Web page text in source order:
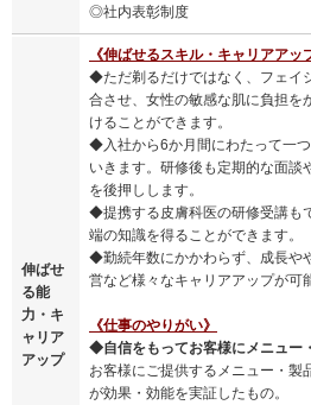
◎社内表彰制度
伸ばせ
る能
力・キ
ャリア
アップ
《伸ばせるスキル・キャリアアッ
◆ただ剃るだけではなく、フェイ
合させ、女性の敏感な肌に負担を
けることができます。
◆入社から6か月間にわたって一
いきます。研修後も定期的な面談
を後押しします。
◆提携する皮膚科医の研修受講も
端の知識を得ることができます。
◆勤続年数にかかわらず、成長や
営など様々なキャリアアップが可
《仕事のやりがい》
◆自信をもってお客様にメニュー
お客様にご提供するメニュー・製
が効果・効能を実証したもの。